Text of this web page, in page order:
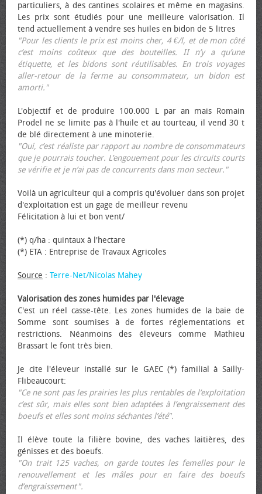
particuliers, à des cantines scolaires et même en magasins.
Les prix sont étudiés pour une meilleure valorisation. Il
tend actuellement à vendre ses huiles en bidon de 5 litres
"Pour les clients le prix est moins cher, 4 €/l, et de mon côté
c’est moins coûteux que des bouteilles. II n’y a qu’une
étiquette, et les bidons sont réutilisables. En trois voyages
aller-retour de la ferme au consommateur, un bidon est
amorti."
L'objectif et de produire 100.000 L par an mais Romain
Prodel ne se limite pas à l'huile et au tourteau, il vend 30 t
de blé directement à une minoterie.
"Oui, c’est réaliste par rapport au nombre de consommateurs
que je pourrais toucher. L’engouement pour les circuits courts
se vérifie et je n’ai pas de concurrents dans mon secteur."
Voilà un agriculteur qui a compris qu'évoluer dans son projet
d'exploitation est un gage de meilleur revenu
Félicitation à lui et bon vent/
(*) q/ha : quintaux à l'hectare
(*) ETA : Entreprise de Travaux Agricoles
Source : Terre-Net/Nicolas Mahey
Valorisation des zones humides par l'élevage
C'est un réel casse-tête. Les zones humides de la baie de
Somme sont soumises à de fortes réglementations et
restrictions. Néanmoins des éleveurs comme Mathieu
Brassart le font très bien.
Je cite l'éleveur installé sur le GAEC (*) familial à Sailly-
Flibeaucourt:
"Ce ne sont pas les prairies les plus rentables de l’exploitation
c’est sûr, mais elles sont bien adaptées à l’engraissement des
bœufs et elles sont moins séchantes l’été".
Il élève toute la filière bovine, des vaches laitières, des
génisses et des bœufs.
"On trait 125 vaches, on garde toutes les femelles pour le
renouvellement et les mâles pour en faire des bœufs
d’engraissement".